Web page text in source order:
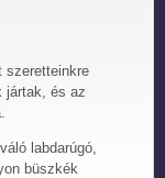
szeretteinkre
jártak, és az
labdarúgó,
büszkék